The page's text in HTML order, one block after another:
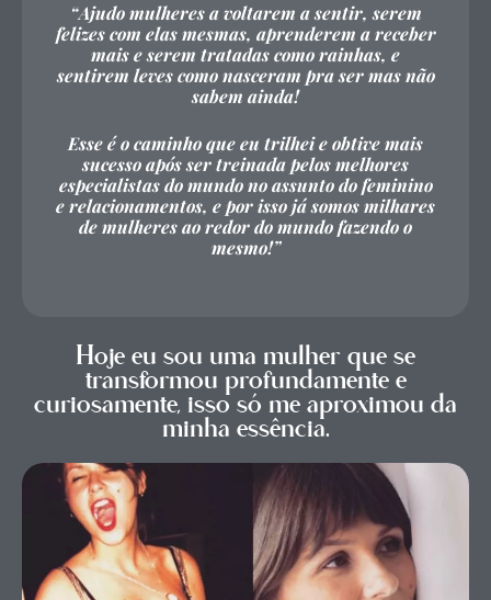
“Ajudo mulheres a voltarem a sentir, serem
felizes com elas mesmas, aprenderem a receber
mais e serem tratadas como rainhas, e
sentirem leves como nasceram pra ser mas não
sabem ainda!
Esse é o caminho que eu trilhei e obtive mais
sucesso após ser treinada pelos melhores
especialistas do mundo no assunto do feminino
e relacionamentos, e por isso já somos milhares
de mulheres ao redor do mundo fazendo o
mesmo!”
Hoje eu sou uma mulher que se
transformou profundamente e
curiosamente, isso só me aproximou da
minha essência.